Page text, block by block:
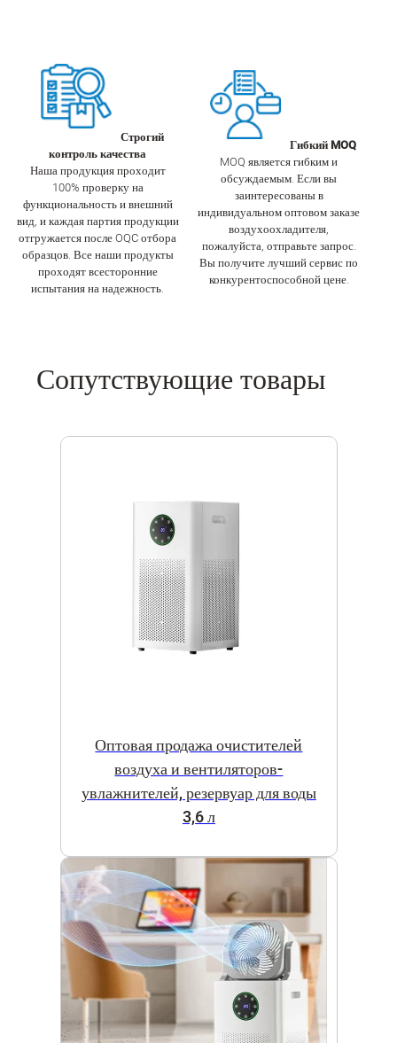
Строгий
контроль качества
Наша продукция проходит
100% проверку на
функциональность и внешний
вид, и каждая партия продукции
отгружается после OQC отбора
образцов. Все наши продукты
проходят всесторонние
испытания на надежность.
Гибкий MOQ
MOQ является гибким и
обсуждаемым. Если вы
заинтересованы в
индивидуальном оптовом заказе
воздухоохладителя,
пожалуйста, отправьте запрос.
Вы получите лучший сервис по
конкурентоспособной цене.
Сопутствующие товары
Оптовая продажа очистителей
воздуха и вентиляторов-
увлажнителей, резервуар для воды
3,6 л